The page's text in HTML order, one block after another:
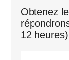
Obtenez
12 heures)